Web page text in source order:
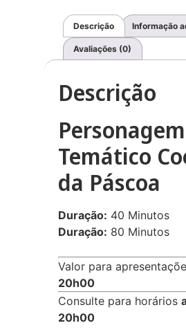
Descrição Informação
Avaliações (0)
Descrição
Personagem
Temático
da Páscoa
Duração: 40 Minutos
Duração: 80 Minutos
Valor para
20h00
Consulte para horários
20h00